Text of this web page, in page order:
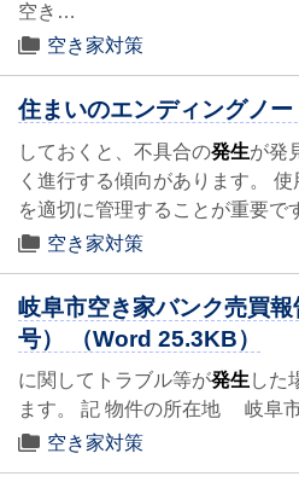
空き…
空き家対策
住まいのエンディングノー
しておくと、不具合の発生が発
く進行する傾向があります。
を適切に管理することが重要
空き家対策
岐阜市空き家バンク売買
号） （Word 25.3KB）
に関してトラブル等が発生 した
ます。 記 物件の所在地 岐阜
空き家対策